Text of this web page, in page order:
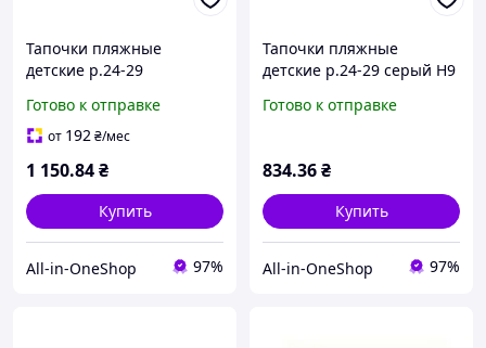
Тапочки пляжные
детские р.24-29
CROSS
Готово к отправке
от 192₴/мес
1 150.84₴
Купить
All-in-OneShop 97%
Тапочки пляжные
детские р.24-29 серый H9
Готово к отправке
834.36₴
Купить
All-in-OneShop 97%